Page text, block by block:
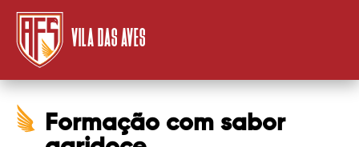
VILA DAS AVES
Formação com sabor